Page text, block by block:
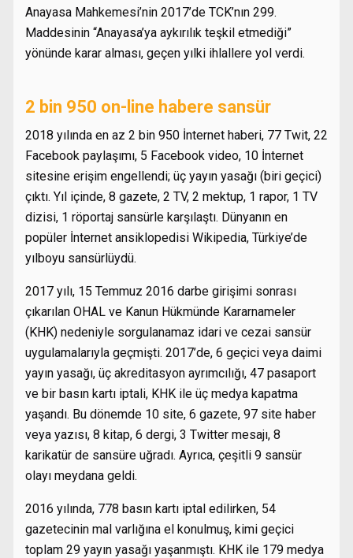
Anayasa Mahkemesi’nin 2017’de TCK’nın 299.
Maddesinin “Anayasa’ya aykırılık teşkil etmediği”
yönünde karar alması, geçen yılki ihlallere yol verdi.
2 bin 950 on-line habere sansür
2018 yılında en az 2 bin 950 İnternet haberi, 77 Twit, 22
Facebook paylaşımı, 5 Facebook video, 10 İnternet
sitesine erişim engellendi; üç yayın yasağı (biri geçici)
çıktı. Yıl içinde, 8 gazete, 2 TV, 2 mektup, 1 rapor, 1 TV
dizisi, 1 röportaj sansürle karşılaştı. Dünyanın en
popüler İnternet ansiklopedisi Wikipedia, Türkiye’de
yılboyu sansürlüydü.
2017 yılı, 15 Temmuz 2016 darbe girişimi sonrası
çıkarılan OHAL ve Kanun Hükmünde Kararnameler
(KHK) nedeniyle sorgulanamaz idari ve cezai sansür
uygulamalarıyla geçmişti. 2017’de, 6 geçici veya daimi
yayın yasağı, üç akreditasyon ayrımcılığı, 47 pasaport
ve bir basın kartı iptali, KHK ile üç medya kapatma
yaşandı. Bu dönemde 10 site, 6 gazete, 97 site haber
veya yazısı, 8 kitap, 6 dergi, 3 Twitter mesajı, 8
karikatür de sansüre uğradı. Ayrıca, çeşitli 9 sansür
olayı meydana geldi.
2016 yılında, 778 basın kartı iptal edilirken, 54
gazetecinin mal varlığına el konulmuş, kimi geçici
toplam 29 yayın yasağı yaşanmıştı. KHK ile 179 medya